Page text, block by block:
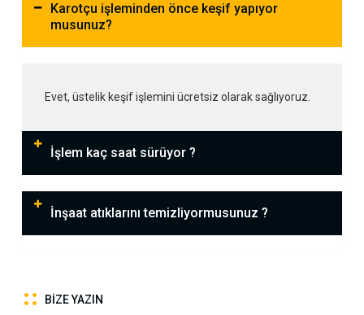
Karotçu işleminden önce keşif yapıyor
musunuz?
Evet, üstelik keşif işlemini ücretsiz olarak sağlıyoruz.
İşlem kaç saat sürüyor ?
İnşaat atıklarını temizliyormusunuz ?
BIZE YAZIN